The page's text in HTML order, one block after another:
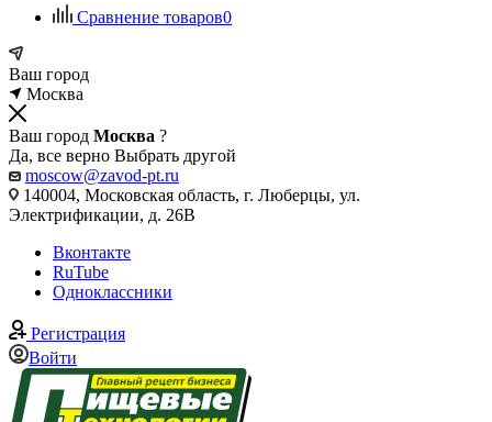
Сравнение товаров0
Ваш город
Москва
Ваш город Москва ?
Да, все верно Выбрать другой
moscow@zavod-pt.ru
140004, Московская область, г. Люберцы, ул.
Электрификации, д. 26В
Вконтакте
RuTube
Одноклассники
Регистрация
Войти